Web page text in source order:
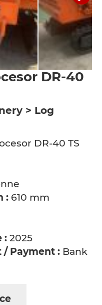
DR-40
> Log
DR-40 TS
: 610 mm
: 2025
/ Payment : Bank